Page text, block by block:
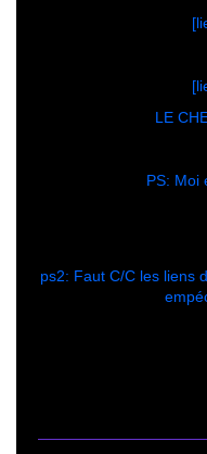
LE
PS: Moi
ps2: Faut C/C les liens